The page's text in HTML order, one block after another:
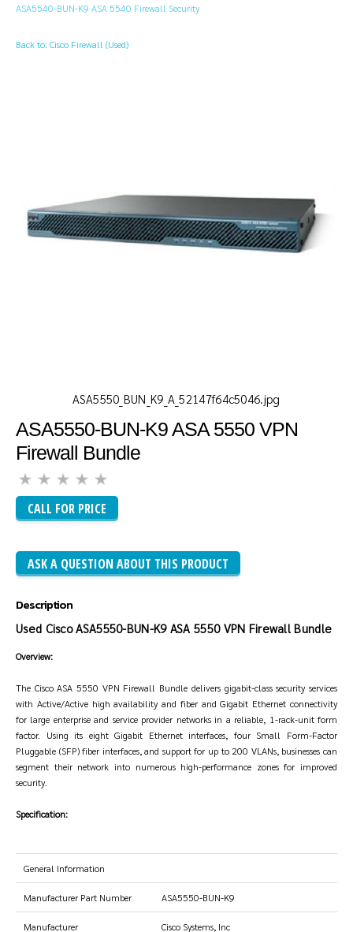
ASA5540-BUN-K9 ASA 5540 Firewall Security
Back to: Cisco Firewall (Used)
ASA5550_BUN_K9_A_52147f64c5046.jpg
ASA5550-BUN-K9 ASA 5550 VPN
Firewall Bundle
CALL FOR PRICE
ASK A QUESTION ABOUT THIS PRODUCT
Description
Used Cisco ASA5550-BUN-K9 ASA 5550 VPN Firewall Bundle
Overview:
The Cisco ASA 5550 VPN Firewall Bundle delivers gigabit-class security services
with Active/Active high availability and fiber and Gigabit Ethernet connectivity
for large enterprise and service provider networks in a reliable, 1-rack-unit form
factor. Using its eight Gigabit Ethernet interfaces, four Small Form-Factor
Pluggable (SFP) fiber interfaces, and support for up to 200 VLANs, businesses can
segment their network into numerous high-performance zones for improved
security.
Specification:
General Information
Manufacturer Part Number ASA5550-BUN-K9
Manufacturer Cisco Systems, Inc